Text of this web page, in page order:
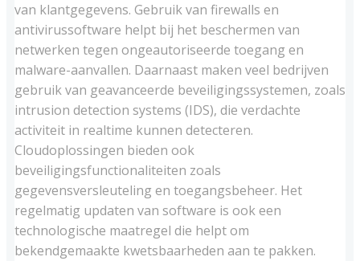
van klantgegevens. Gebruik van firewalls en
antivirussoftware helpt bij het beschermen van
netwerken tegen ongeautoriseerde toegang en
malware-aanvallen. Daarnaast maken veel bedrijven
gebruik van geavanceerde beveiligingssystemen, zoals
intrusion detection systems (IDS), die verdachte
activiteit in realtime kunnen detecteren.
Cloudoplossingen bieden ook
beveiligingsfunctionaliteiten zoals
gegevensversleuteling en toegangsbeheer. Het
regelmatig updaten van software is ook een
technologische maatregel die helpt om
bekendgemaakte kwetsbaarheden aan te pakken.